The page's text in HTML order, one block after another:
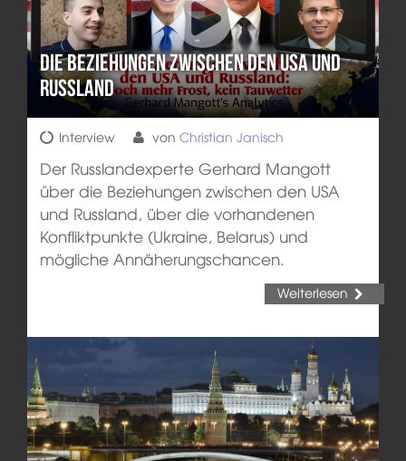
Die Beziehungen zwischen den USA und
Russland
Interview von Christian Janisch
Der Russlandexperte Gerhard Mangott
über die Beziehungen zwischen den USA
und Russland, über die vorhandenen
Konfliktpunkte (Ukraine, Belarus) und
mögliche Annäherungschancen.
Weiterlesen